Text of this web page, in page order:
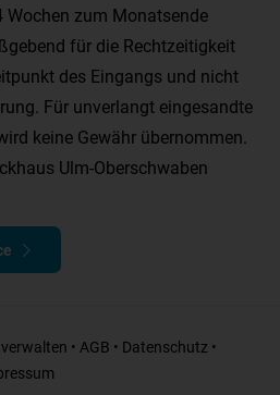
Wochen zum Monatsende
für die Rechtzeitigkeit
des Eingangs und nicht
Für unverlangt eingesandte
keine Gewähr übernommen.
Ulm-Oberschwaben
• AGB • Datenschutz •